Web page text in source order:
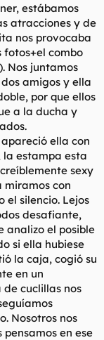
estábamos
atracciones y de
nos provocaba
combo
Nos juntamos
amigos y ella
por que ellos
a la ducha y
ella con
la estampa esta
sexy
miramos con
el silencio. Lejos
desafiante,
analizo el posible
si ella hubiese
la caja, cogió su
en un
cuclillas nos
Nosotros nos
en ese